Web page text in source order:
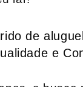
de
​e